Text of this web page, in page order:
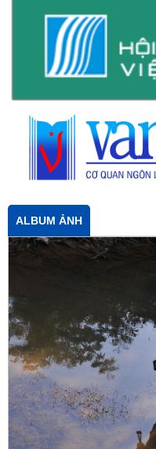
ALBUM ẢNH